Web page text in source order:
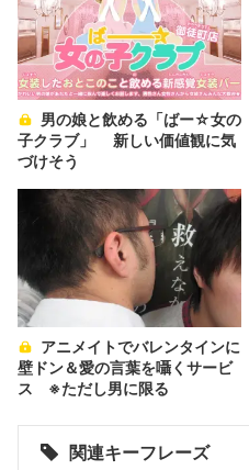
子クラブ」 新しい価値観に気
づけそう
壁ドン＆愛の言葉を囁くサービ
ス ※ただし男に限る
関連キーフレーズ